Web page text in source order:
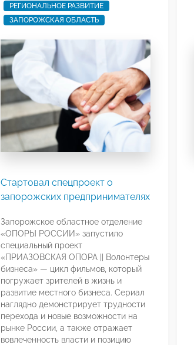
РЕГИОНАЛЬНОЕ РАЗВИТИЕ
ЗАПОРОЖСКАЯ ОБЛАСТЬ
Стартовал спецпроект о
запорожских предпринимателях
Запорожское областное отделение
«ОПОРЫ РОССИИ» запустило
специальный проект
«ПРИАЗОВСКАЯ ОПОРА || Волонтеры
бизнеса» — цикл фильмов, который
погружает зрителей в жизнь и
развитие местного бизнеса. Сериал
наглядно демонстрирует трудности
перехода и новые возможности на
рынке России, а также отражает
вовлеченность власти и позицию